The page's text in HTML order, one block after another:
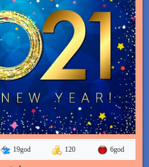
19god 120 6god